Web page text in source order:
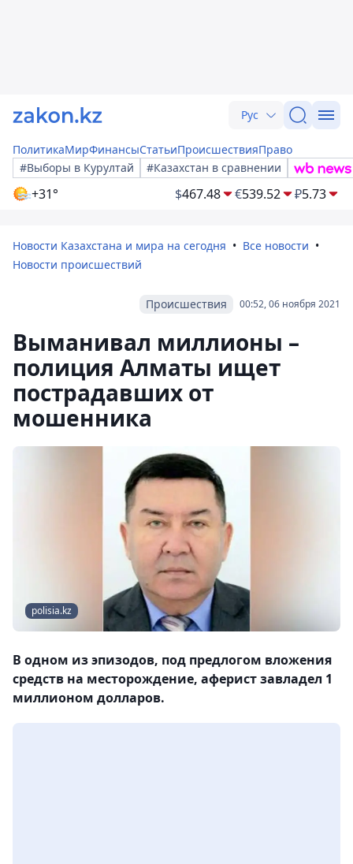
Рус
ПолитикаМирФинансыСтатьиПроисшествияПраво
#Выборы в Курултай
#Казахстан в сравнении
+31° $467.48 €539.52 ₽5.73
Новости Казахстана и мира на сегодня
Все новости
Новости происшествий
00:52, 06 ноября 2021
Происшествия
Выманивал миллионы –
полиция Алматы ищет
пострадавших от
мошенника
polisia.kz
В одном из эпизодов, под предлогом вложения
средств на месторождение, аферист завладел 1
миллионом долларов.